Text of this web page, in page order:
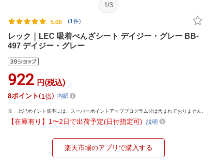
1 /3
5.00 (1件)
レック｜LEC 吸着べんざシート デイジー・グレー BB-
497 デイジー・グレー
922 円(税込)
8ポイント 1倍 内訳
上記ポイント倍率には、スーパーポイントアッププログラム分は含まれておりません。
【在庫有り】1〜2日で出荷予定(日付指定可) 説明
楽天市場のアプリで購入する